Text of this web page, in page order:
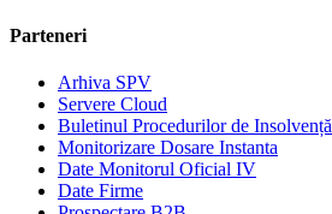
Parteneri
Arhiva SPV
Servere Cloud
Buletinul Procedurilor de Insolvență
Monitorizare Dosare Instanta
Date Monitorul Oficial IV
Date Firme